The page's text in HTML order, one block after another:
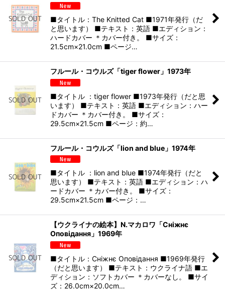
■タイトル：The Knitted Cat ■1971年発行（だ
と思います） ■テキスト：英語 ■エディション：
ハードカバー ＊カバー付き。 ■サイズ：
21.5cm×21.0cm ■ページ…
フルール・コウルズ「tiger flower」1973年
■タイトル ：tiger flower ■1973年発行（だと思
います） ■テキスト：英語 ■エディション：ハー
ドカバー ＊カバー付き。 ■サイズ：
29.5cm×21.5cm ■ページ：約…
フルール・コウルズ「lion and blue」1974年
■タイトル ：lion and blue ■1974年発行（だと
思います） ■テキスト：英語 ■エディション：ハ
ードカバー ＊カバー付き。 ■サイズ：
29.5cm×21.5cm ■ページ：…
【ウクライナの絵本】N.マカロワ「Сніжнє
Оповідання」1969年
■タイトル：Сніжнє Оповідання ■1969年発行
（だと思います） ■テキスト：ウクライナ語 ■エ
ディション：ソフトカバー ＊カバーなし。 ■サイ
ズ：26.0cm×20.0cm…